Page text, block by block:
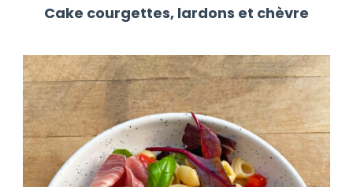
Cake courgettes, lardons et chèvre